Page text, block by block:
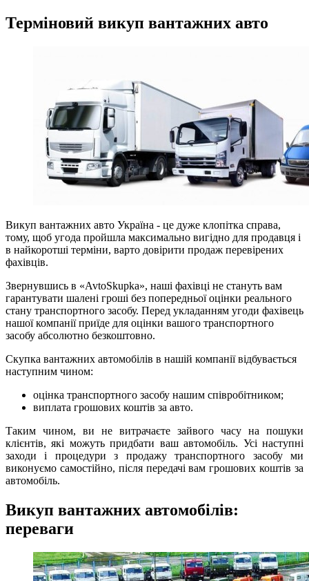
Терміновий викуп вантажних авто
Викуп вантажних авто Україна - це дуже клопітка справа,
тому, щоб угода пройшла максимально вигідно для продавця і
в найкоротші терміни, варто довірити продаж перевірених
фахівців.
Звернувшись в «AvtoSkupka», наші фахівці не стануть вам
гарантувати шалені гроші без попередньої оцінки реального
стану транспортного засобу. Перед укладанням угоди фахівець
нашої компанії приїде для оцінки вашого транспортного
засобу абсолютно безкоштовно.
Скупка вантажних автомобілів в нашій компанії відбувається
наступним чином:
оцінка транспортного засобу нашим співробітником;
виплата грошових коштів за авто.
Таким чином, ви не витрачаєте зайвого часу на пошуки
клієнтів, які можуть придбати ваш автомобіль. Усі наступні
заходи і процедури з продажу транспортного засобу ми
виконуємо самостійно, після передачі вам грошових коштів за
автомобіль.
Викуп вантажних автомобілів:
переваги